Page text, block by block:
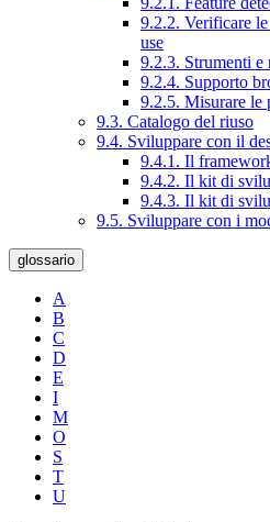
9.2.2. Verificare
use
9.2.3. Strumenti e
9.2.4. Supporto
9.2.5. Misurare le
9.3. Catalogo del riuso
9.4. Sviluppare con il
9.4.1. Il
9.4.2. Il kit di
9.4.3. Il kit di
9.5. Sviluppare con i
glossario
A
B
C
D
E
I
M
O
S
T
U